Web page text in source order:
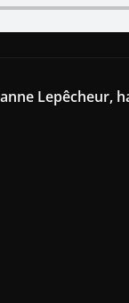
Lepêcheur,